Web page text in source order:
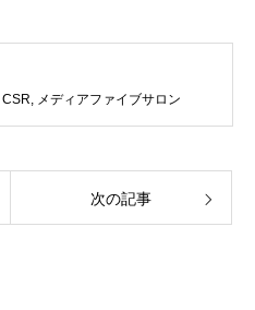
CSR, メディアファイブサロン
次の記事